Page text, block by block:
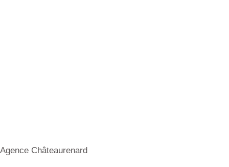
Agence Châteaurenard